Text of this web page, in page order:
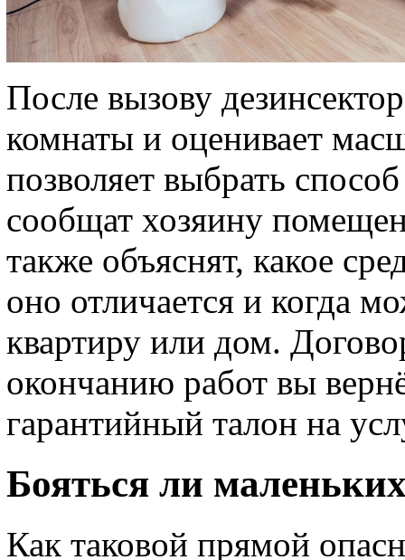
После вызову
комнаты и оценивает
позволяет выбрать
сообщат хозяину
также объяснят, какое
оно отличается и когда
квартиру или дом.
окончанию работ вы
гарантийный талон на
Бояться ли
Как таковой прямой